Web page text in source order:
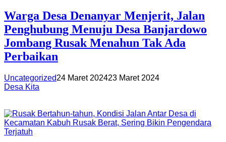
Warga Desa Denanyar Menjerit, Jalan
Penghubung Menuju Desa Banjardowo
Jombang Rusak Menahun Tak Ada
Perbaikan
Uncategorized24 Maret 202423 Maret 2024
Desa Kita